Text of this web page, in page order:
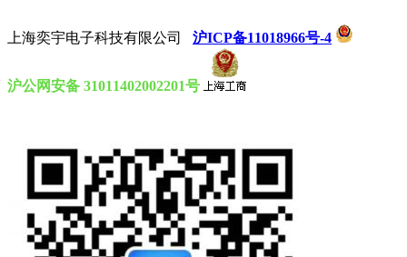
上海奕宇电子科技有限公司 沪ICP备11018966号-4
沪公网安备 31011402002201号